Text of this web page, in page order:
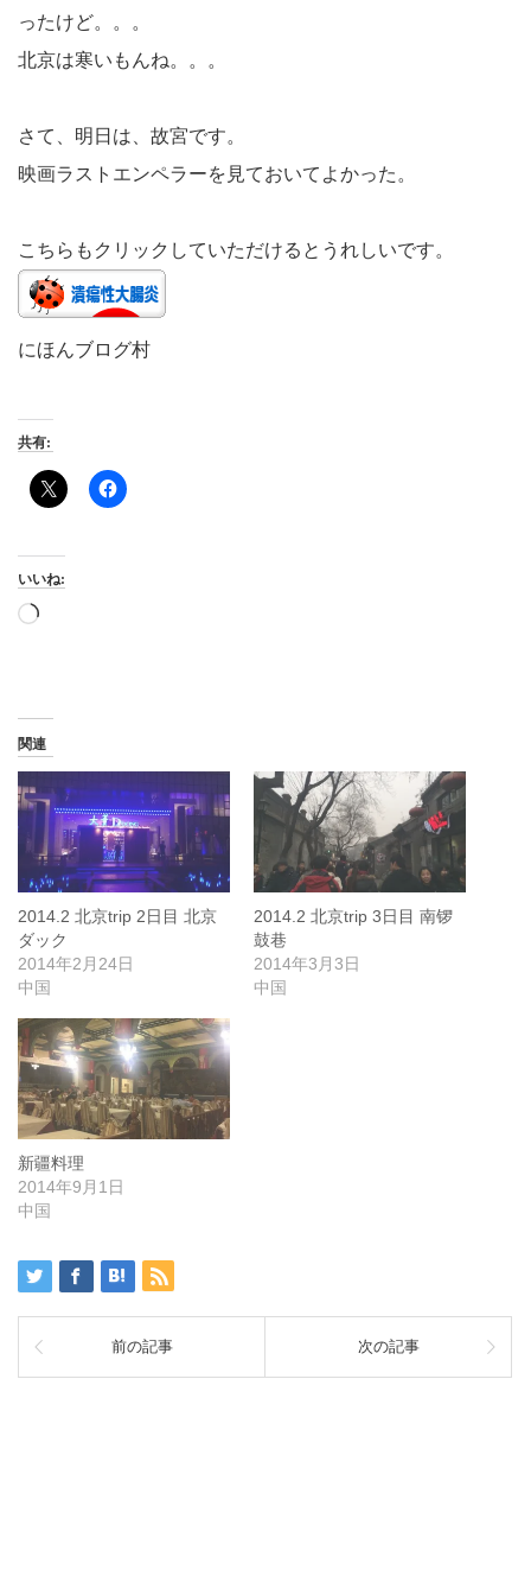
ったけど。。。
北京は寒いもんね。。。
さて、明日は、故宮です。
映画ラストエンペラーを見ておいてよかった。
こちらもクリックしていただけるとうれしいです。
にほんブログ村
共有:
いいね:
読
関連
2014.2 北京trip 2日目 北京
ダック
2014年2月24日
中国
2014.2 北京trip 3日目 南锣
鼓巷
2014年3月3日
中国
新疆料理
2014年9月1日
中国
前の記事 次の記事